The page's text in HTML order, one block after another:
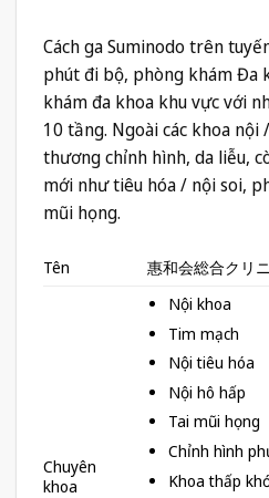
Cách ga Suminodo trên
phút đi bộ, phòng khám Đa
khám đa khoa khu vực với
10 tầng. Ngoài các khoa nội
thương chỉnh hình, da liễu,
mới như tiêu hóa / nội soi,
mũi họng.
Tên 惠和会総合クリ
Chuyên
khoa
Nội khoa
Tim mạch
Nội tiêu hóa
Nội hô hấp
Tai mũi họng
Chỉnh hình
Khoa thấp